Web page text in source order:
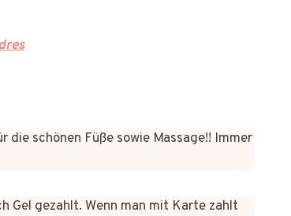
die schönen Füße sowie Massage!! Immer
Gel gezahlt. Wenn man mit Karte zahlt